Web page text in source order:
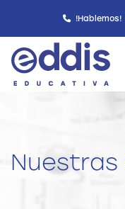
!Hablemos!
Nuestras